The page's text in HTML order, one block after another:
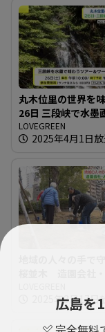
広島を
丸木位里の世界を
26日 三段峡で水墨
う
LOVEGREEN
2025年4月1日
桜並木 造園会社
2025年3月17日